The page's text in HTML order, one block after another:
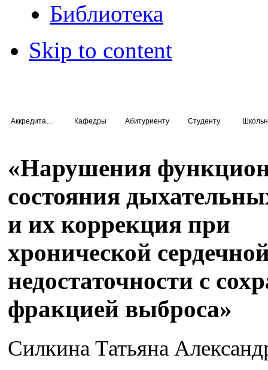
Библиотека
Skip to content
Кафедры Абитуриенту Студенту
«Нарушения
состояния
и их коррекция при
хронической
недостаточности с
фракцией выброса»
Силкина Татьяна